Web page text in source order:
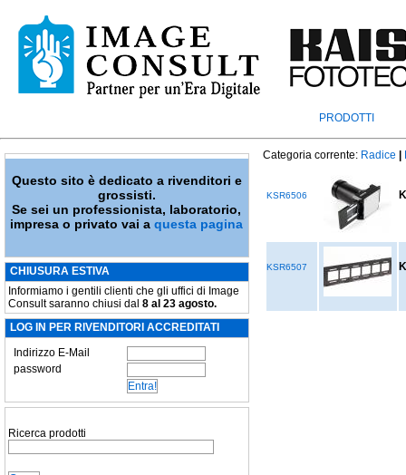
PRODOTTI
Questo sito è dedicato a rivenditori e
grossisti.
Se sei un professionista, laboratorio,
impresa o privato vai aquesta pagina
CHIUSURA ESTIVA
Informiamo i gentili clienti che gli uffici di Image
Consult saranno chiusi dal 8 al 23 agosto.
LOG IN PER RIVENDITORI ACCREDITATI
Indirizzo E-Mail
password
Ricerca prodotti
Categoria corrente: Radice
KSR6506
KSR6507